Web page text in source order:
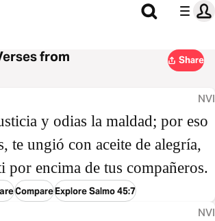
from
Share
NVI
y odias la maldad; por eso
te ungió con aceite de alegría,
por encima de tus compañeros.
CompareExplore Salmo 45:7
NVI